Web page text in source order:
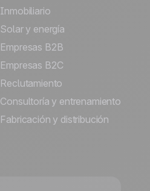
Inmobiliario
Solar y energía
Empresas B2B
Empresas B2C
Reclutamiento
Consultoría y entrenamiento
Fabricación y distribución